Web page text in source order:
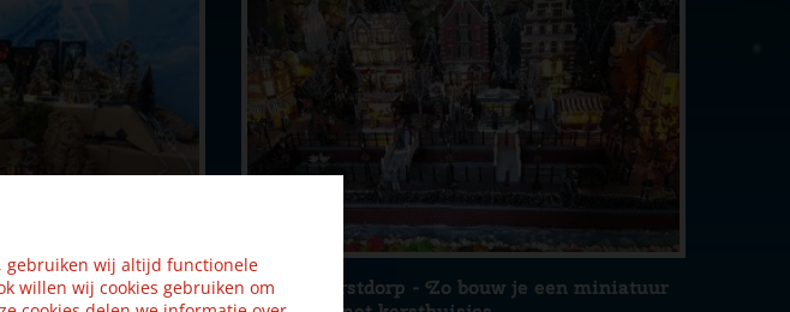
gebruiken wij altijd functionele
willen wij cookies gebruiken om
en ondergrond
#Howtokerstdorp - Zo bouw je een miniatuur